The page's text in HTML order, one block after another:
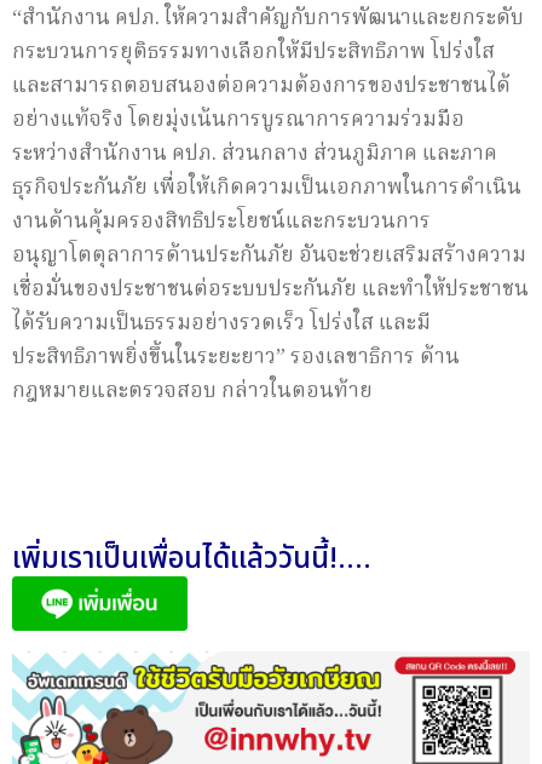
“สำนักงาน คปภ. ให้ความสำคัญกับการพัฒนาและยกระดับ
กระบวนการยุติธรรมทางเลือกให้มีประสิทธิภาพ โปร่งใส
และสามารถตอบสนองต่อความต้องการของประชาชนได้
อย่างแท้จริง โดยมุ่งเน้นการบูรณาการความร่วมมือ
ระหว่างสำนักงาน คปภ. ส่วนกลาง ส่วนภูมิภาค และภาค
ธุรกิจประกันภัย เพื่อให้เกิดความเป็นเอกภาพในการดำเนิน
งานด้านคุ้มครองสิทธิประโยชน์และกระบวนการ
อนุญาโตตุลาการด้านประกันภัย อันจะช่วยเสริมสร้างความ
เชื่อมั่นของประชาชนต่อระบบประกันภัย และทำให้ประชาชน
ได้รับความเป็นธรรมอย่างรวดเร็ว โปร่งใส และมี
ประสิทธิภาพยิ่งขึ้นในระยะยาว” รองเลขาธิการ ด้าน
กฎหมายและตรวจสอบ กล่าวในตอนท้าย
เพิ่มเราเป็นเพื่อนได้แล้ววันนี้!....